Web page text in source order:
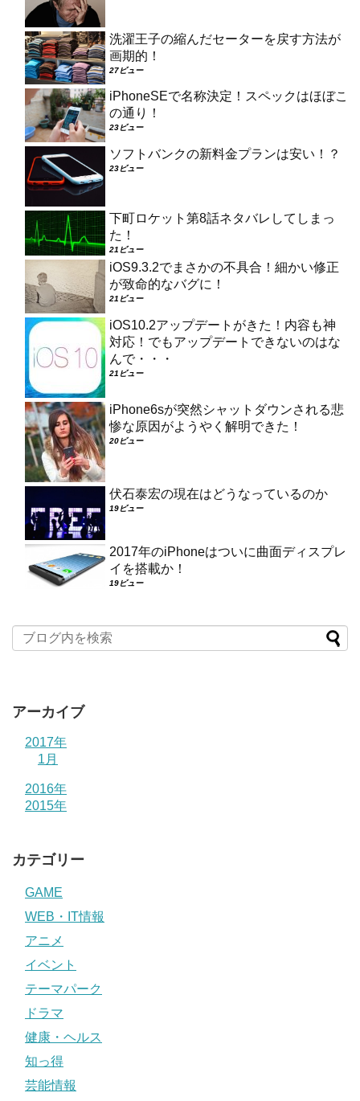
洗濯王子の縮んだセーターを戻す方法が
画期的！
27ビュー
iPhoneSEで名称決定！スペックはほぼこ
の通り！
23ビュー
ソフトバンクの新料金プランは安い！？
23ビュー
下町ロケット第8話ネタバレしてしまっ
た！
21ビュー
iOS9.3.2でまさかの不具合！細かい修正
が致命的なバグに！
21ビュー
iOS10.2アップデートがきた！内容も神
対応！でもアップデートできないのはな
んで・・・
21ビュー
iPhone6sが突然シャットダウンされる悲
惨な原因がようやく解明できた！
20ビュー
伏石泰宏の現在はどうなっているのか
19ビュー
2017年のiPhoneはついに曲面ディスプレ
イを搭載か！
19ビュー
アーカイブ
2017年
1月
2016年
2015年
カテゴリー
GAME
WEB・IT情報
アニメ
イベント
テーマパーク
ドラマ
健康・ヘルス
知っ得
芸能情報